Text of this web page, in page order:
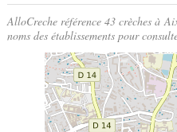
AlloCreche référence 43 crèches à
noms des établissements pour